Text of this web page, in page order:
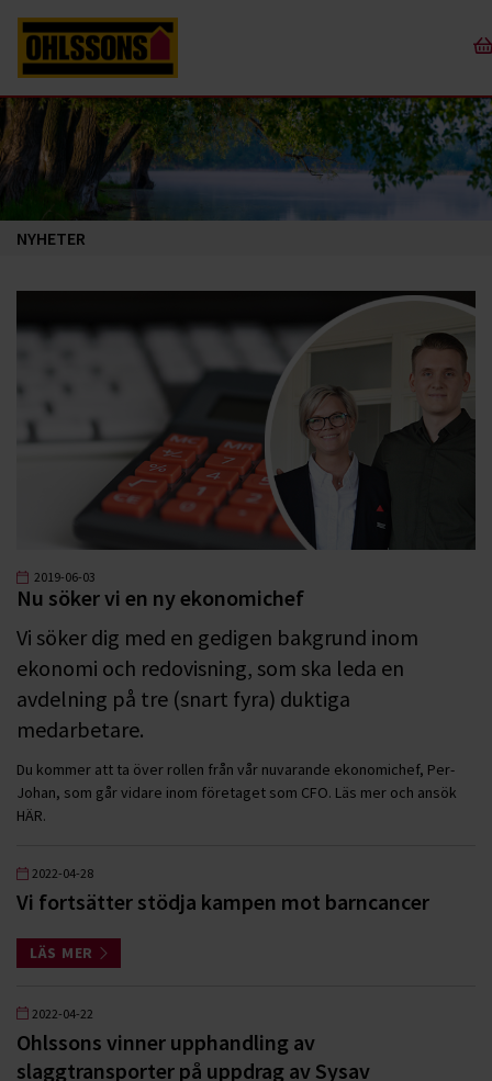
NYHETER
2019-06-03
Nu söker vi en ny ekonomichef
Vi söker dig med en gedigen bakgrund inom
ekonomi och redovisning, som ska leda en
avdelning på tre (snart fyra) duktiga
medarbetare.
Du kommer att ta över rollen från vår nuvarande ekonomichef, Per-
Johan, som går vidare inom företaget som CFO. Läs mer och ansök
HÄR.
2022-04-28
Vi fortsätter stödja kampen mot barncancer
LÄS MER
2022-04-22
Ohlssons vinner upphandling av
slaggtransporter på uppdrag av Sysav